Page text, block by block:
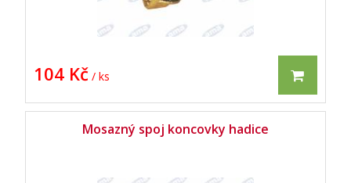
104 Kč / ks
Mosazný spoj koncovky hadice